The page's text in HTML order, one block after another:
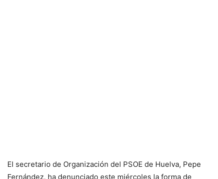
El secretario de Organización del PSOE de Huelva, Pepe
Fernández, ha denunciado este miércoles la forma de